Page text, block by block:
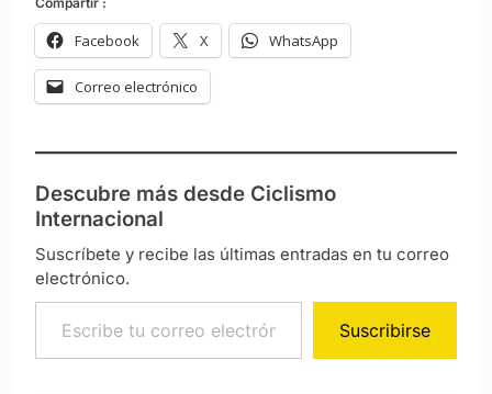
Facebook X WhatsApp
Correo electrónico
Descubre más desde Ciclismo
Internacional
Suscríbete y recibe las últimas entradas en tu correo
electrónico.
Escribe tu correo electrónico…
Suscribirse